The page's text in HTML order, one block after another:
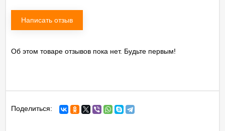
Написать отзыв
Об этом товаре отзывов пока нет. Будьте первым!
Поделиться: